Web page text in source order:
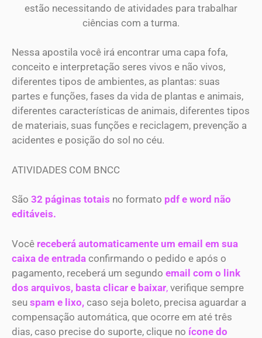
estão necessitando de atividades para trabalhar
ciências com a turma.
Nessa apostila você irá encontrar uma capa fofa,
conceito e interpretação seres vivos e não vivos,
diferentes tipos de ambientes, as plantas: suas
partes e funções, fases da vida de plantas e animais,
diferentes características de animais, diferentes tipos
de materiais, suas funções e reciclagem, prevenção a
acidentes e posição do sol no céu.
ATIVIDADES COM BNCC
São 32 páginas totais no formato pdf e word não
editáveis.
Você receberá automaticamente um email em sua
caixa de entrada confirmando o pedido e após o
pagamento, receberá um segundo email com o link
dos arquivos, basta clicar e baixar, verifique sempre
seu spam e lixo, caso seja boleto, precisa aguardar a
compensação automática, que ocorre em até três
dias, caso precise do suporte, clique no ícone do